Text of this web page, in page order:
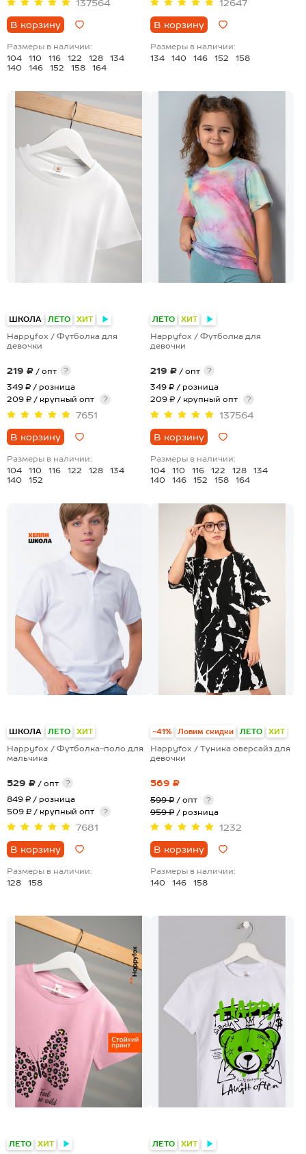
137564
В корзину
Размеры в наличии:
104
110 116 122 128
134
140
146 152 158 164
12647
В корзину
Размеры в наличии:
134
140 146 152 158
ШКОЛА ЛЕТО ХИТ
Happyfox / Футболка для
девочки
219 ₽ / опт
?
349 ₽ / розница
209 ₽ / крупный опт
?
7651
В корзину
Размеры в наличии:
104
110 116 122 128
134
140
152
ЛЕТО ХИТ
Happyfox / Футболка для
девочки
219 ₽ / опт
?
349 ₽ / розница
209 ₽ / крупный опт
?
137564
В корзину
Размеры в наличии:
104
110 116 122 128
134
140
146 152 158 164
ШКОЛА ЛЕТО ХИТ
Happyfox / Футболка-поло для
мальчика
529 ₽ / опт
?
849 ₽ / розница
509 ₽ / крупный опт
?
7681
В корзину
Размеры в наличии:
128
158
-41% Ловим скидки ЛЕТО ХИТ
Happyfox / Туника оверсайз для
девочки
569 ₽
599 ₽ / опт
?
959 ₽ / розница
1232
В корзину
Размеры в наличии:
140
146 158
ЛЕТО ХИТ ЛЕТО ХИТ